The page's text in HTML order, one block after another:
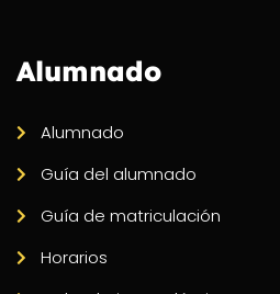
Alumnado
Alumnado
Guía del alumnado
Guía de matriculación
Horarios